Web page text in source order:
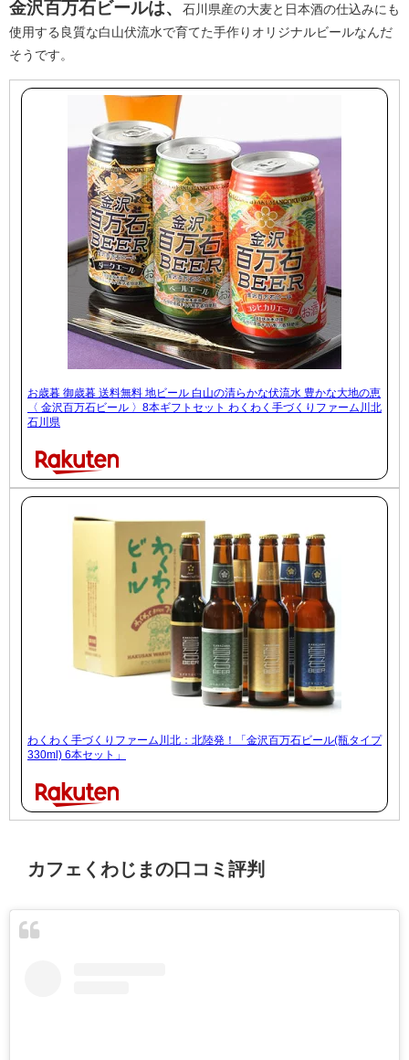
金沢百万石ビールは、
石川県産の大麦と日本酒の仕込みにも
使用する良質な白山伏流水で育てた手作りオリジナルビールなんだ
そうです。
お歳暮 御歳暮 送料無料 地ビール 白山の清らかな伏流水 豊かな大地の恵
〈 金沢百万石ビール 〉8本ギフトセット わくわく手づくりファーム川北
石川県
わくわく手づくりファーム川北：北陸発！「金沢百万石ビール(瓶タイプ
330ml) 6本セット」
カフェくわじまの口コミ評判